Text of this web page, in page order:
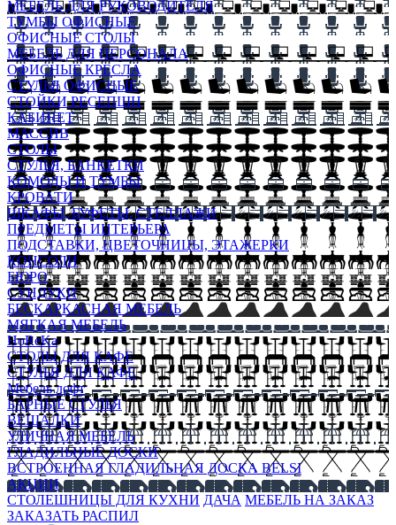
МЕБЕЛЬ ДЛЯ РУКОВОДИТЕЛЯ
ТУМБЫ ОФИСНЫЕ
ОФИСНЫЕ СТОЛЫ
МЕБЕЛЬ ДЛЯ ПЕРСОНАЛА
ОФИСНЫЕ КРЕСЛА
СТУЛЬЯ ОФИСНЫЕ
СТОЙКИ РЕСЕПШН
КАБИНЕТ
МАССИВ
СТОЛЫ
СТУЛЬЯ, БАНКЕТКИ
КОМОДЫ И ТУМБЫ
КРОВАТИ
ШКАФЫ, БУФЕТЫ, СТЕЛЛАЖИ
ПРЕДМЕТЫ ИНТЕРЬЕРА
ПОДСТАВКИ, ЦВЕТОЧНИЦЫ, ЭТАЖЕРКИ
КОНСОЛИ
БЮРО
СУНДУКИ
БЕСКАРКАСНАЯ МЕБЕЛЬ
МЯГКАЯ МЕБЕЛЬ
HoReKa
СТОЛЫ ДЛЯ КАФЕ
СТУЛЬЯ ДЛЯ КАФЕ
Мебель лофт
БАРНЫЕ СТУЛЬЯ
ВЕШАЛКИ
УЛИЧНАЯ МЕБЕЛЬ
ГЛАДИЛЬНЫЕ ДОСКИ
ВСТРОЕННАЯ ГЛАДИЛЬНАЯ ДОСКА BELSI
АКЦИИ
СТОЛЕШНИЦЫ ДЛЯ КУХНИ ДАЧА МЕБЕЛЬ НА ЗАКАЗ
ЗАКАЗАТЬ РАСПИЛ